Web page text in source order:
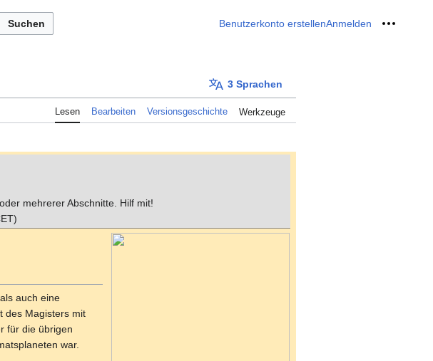
Suchen Benutzerkonto erstellenAnmelden Meine
3 Sprachen
Lesen Bearbeiten Versionsgeschichte Werkzeuge
mehrerer Abschnitte. Hilf mit!
auch eine
des Magisters mit
für die übrigen
war.